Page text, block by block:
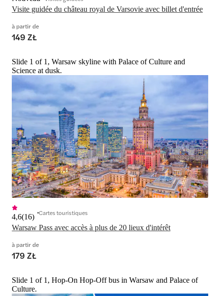
Visite guidée du château royal de Varsovie avec billet d'entrée
à partir de
149 ZŁ
Slide 1 of 1, Warsaw skyline with Palace of Culture and
Science at dusk.
Warsaw Pass avec accès à plus de 20 lieux d'intérêt
4,6(16) Cartes touristiques
à partir de
179 ZŁ
Slide 1 of 1, Hop-On Hop-Off bus in Warsaw and Palace of
Culture.